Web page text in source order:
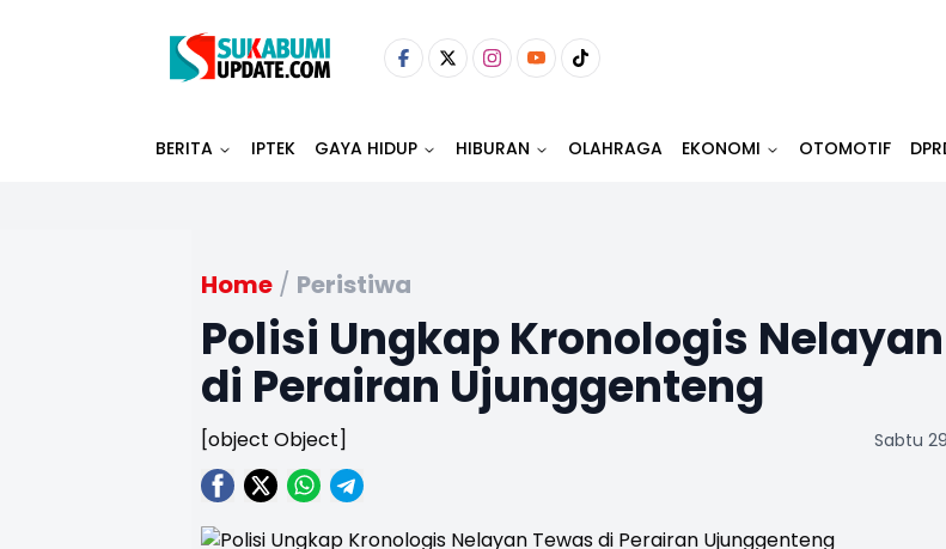
BERITA IPTEK GAYA HIDUP HIBURAN OLAHRAGA EKONOMI OTOMOTIF
Home / Peristiwa
Polisi Ungkap Kronologis
di Perairan Ujunggenteng
[object Object] Sabtu